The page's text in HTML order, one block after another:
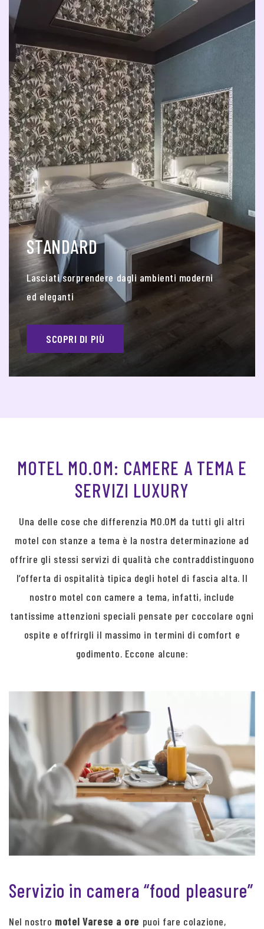
STANDARD
Lasciati sorprendere dagli ambienti moderni
ed eleganti
SCOPRI DI PIÙ
MOTEL MO.OM: CAMERE A TEMA E
SERVIZI LUXURY
Una delle cose che differenzia MO.OM da tutti gli altri
motel con stanze a tema è la nostra determinazione ad
offrire gli stessi servizi di qualità che contraddistinguono
l’offerta di ospitalità tipica degli hotel di fascia alta. Il
nostro motel con camere a tema, infatti, include
tantissime attenzioni speciali pensate per coccolare ogni
ospite e offrirgli il massimo in termini di comfort e
godimento. Eccone alcune:
Servizio in camera “food pleasure”
Nel nostro motel Varese a ore puoi fare colazione,